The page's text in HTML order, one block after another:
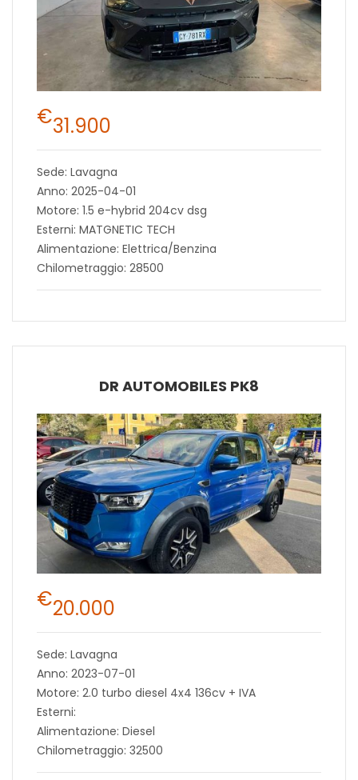
€31.900
Sede: Lavagna
Anno: 2025-04-01
Motore: 1.5 e-hybrid 204cv dsg
Esterni: MATGNETIC TECH
Alimentazione: Elettrica/Benzina
Chilometraggio: 28500
DR AUTOMOBILES PK8
€20.000
Sede: Lavagna
Anno: 2023-07-01
Motore: 2.0 turbo diesel 4x4 136cv + IVA
Esterni:
Alimentazione: Diesel
Chilometraggio: 32500